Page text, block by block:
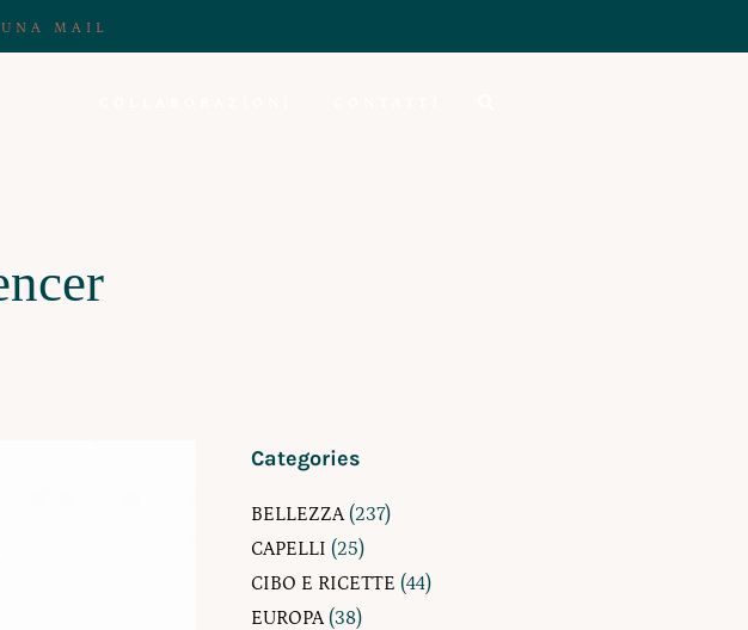
MAIL
Categories
BELLEZZA(237)
CAPELLI (25)
CIBO E RICETTE (44)
EUROPA(38)